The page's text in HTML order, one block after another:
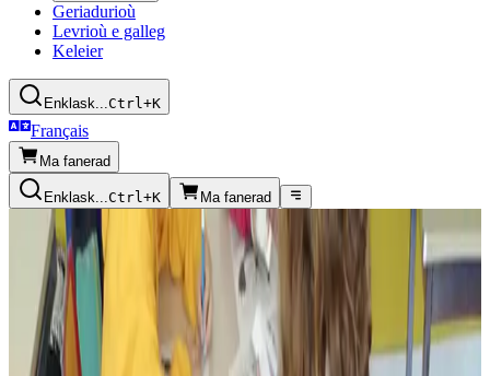
Geriadurioù
Levrioù e galleg
Keleier
Enklask...Ctrl+K
Français
Ma fanerad
Enklask...Ctrl+K Ma fanerad
Kazetennoù
« Ils ont tous hurlé »… Ces collégiens ont traduit la
BD « Mortelle Adèle » en breton